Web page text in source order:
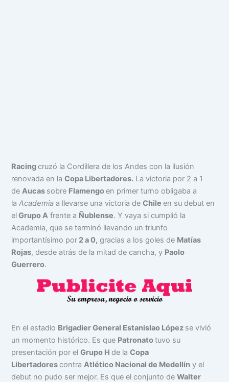
Racing cruzó la Cordillera de los Andes con la ilusión
renovada en laCopa Libertadores. La victoria por 2 a 1
deAucas sobre Flamengo en primer turno obligaba a
laAcademia a llevarse una victoria deChile en su debut en
elGrupo A frente a Ñublense. Y vaya si cumplió la
Academia, que se terminó llevando un triunfo
importantísimo por 2 a 0, gracias a los goles de Matías
Rojas, desde atrás de la mitad de cancha, y Paolo
Guerrero.
En el estadio Brigadier General Estanislao López se vivió
un momento histórico. Es que Patronatotuvo su
presentación por elGrupo H de laCopa
Libertadores contraAtlético Nacional de Medellín y el
debut no pudo ser mejor. Es que el conjunto deWalter